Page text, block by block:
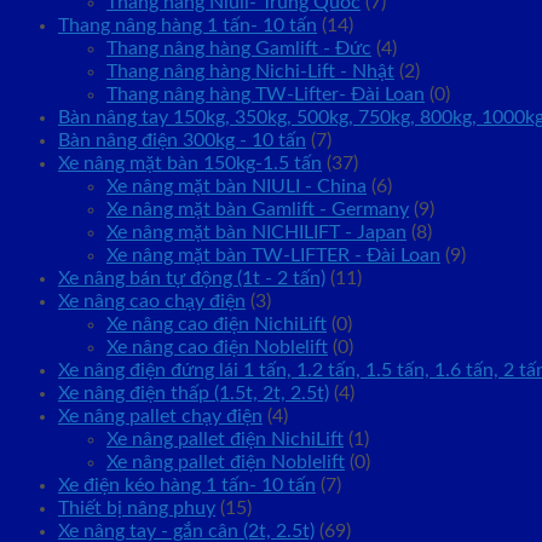
Thang nâng hàng 1 tấn- 10 tấn (14)
Thang nâng hàng Gamlift - Đức (4)
Thang nâng hàng Nichi-Lift - Nhật (2)
Thang nâng hàng TW-Lifter- Đài Loan (0)
Bàn nâng tay 150kg, 350kg, 500kg, 750kg, 800kg,
Bàn nâng điện 300kg - 10 tấn (7)
Xe nâng mặt bàn 150kg-1.5 tấn (37)
Xe nâng mặt bàn NIULI - China (6)
Xe nâng mặt bàn Gamlift - Germany (9)
Xe nâng mặt bàn NICHILIFT - Japan (8)
Xe nâng mặt bàn TW-LIFTER - Đài Loan (9)
Xe nâng bán tự động (1t - 2 tấn) (11)
Xe nâng cao chạy điện (3)
Xe nâng cao điện NichiLift (0)
Xe nâng cao điện Noblelift (0)
Xe nâng điện đứng lái 1 tấn, 1.2 tấn, 1.5 tấn, 1.6 tấn, 2
Xe nâng điện thấp (1.5t, 2t, 2.5t) (4)
Xe nâng pallet chạy điện (4)
Xe nâng pallet điện NichiLift (1)
Xe nâng pallet điện Noblelift (0)
Xe điện kéo hàng 1 tấn- 10 tấn (7)
Thiết bị nâng phuy (15)
Xe nâng tay - gắn cân (2t, 2.5t) (69)